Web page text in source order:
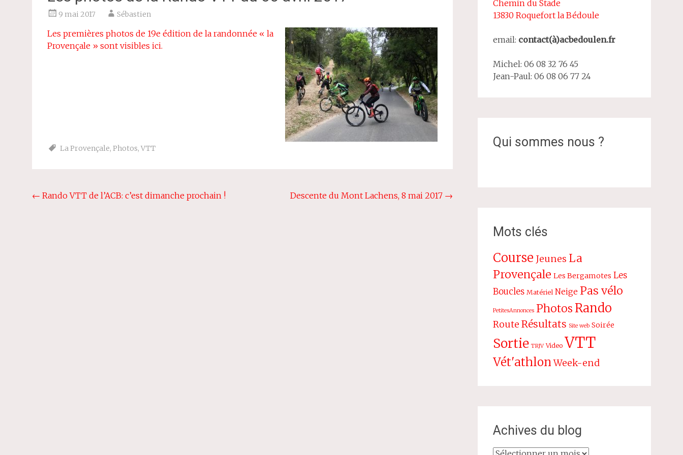
9 mai 2017 Sébastien
Les premières photos de 19e édition de la randonnée « la
Provençale » sont visibles ici.
La Provençale, Photos, VTT
Navigation
← Rando VTT de l’ACB: c’est dimanche prochain ! Descente du Mont Lachens, 8 mai 2017 →
Chemin du Stade
13830 Roquefort la Bédoule
email: contact(à)acbedoulen.fr
Michel: 06 08 32 76 45
Jean-Paul: 06 08 06 77 24
Qui sommes nous ?
Mots clés
Course Jeunes La
Provençale Les Bergamotes Les
Boucles Matériel Neige Pas vélo
PetitesAnnonces Photos Rando
Route Résultats Site web Soirée
Sortie TRJV Video VTT
Vét'athlon Week-end
Achives du blog
Achives